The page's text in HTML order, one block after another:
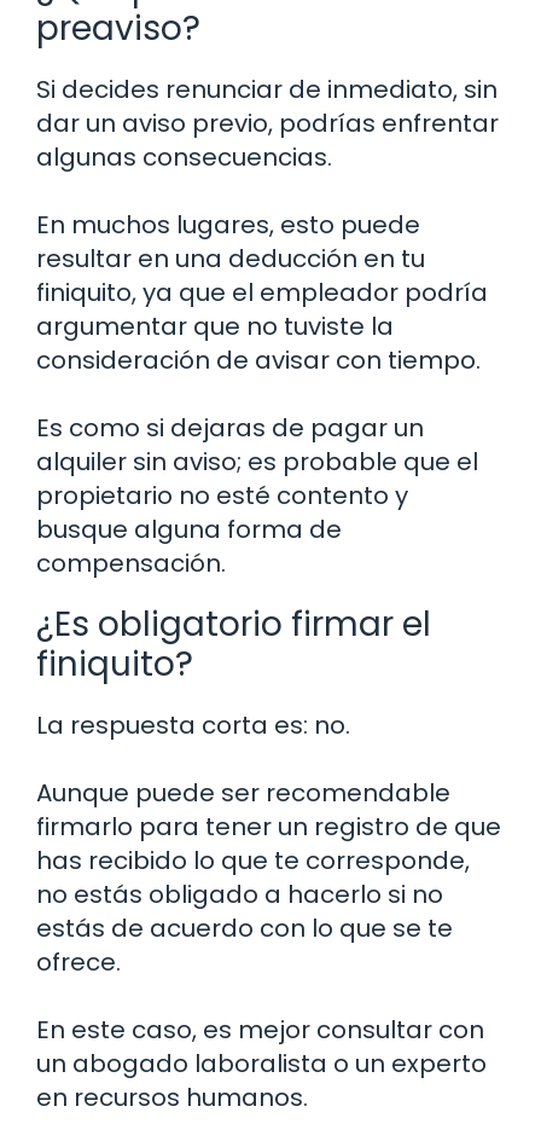
preaviso?
Si decides renunciar de inmediato, sin
dar un aviso previo, podrías enfrentar
algunas consecuencias.
En muchos lugares, esto puede
resultar en una deducción en tu
finiquito, ya que el empleador podría
argumentar que no tuviste la
consideración de avisar con tiempo.
Es como si dejaras de pagar un
alquiler sin aviso; es probable que el
propietario no esté contento y
busque alguna forma de
compensación.
¿Es obligatorio firmar el
finiquito?
La respuesta corta es: no.
Aunque puede ser recomendable
firmarlo para tener un registro de que
has recibido lo que te corresponde,
no estás obligado a hacerlo si no
estás de acuerdo con lo que se te
ofrece.
En este caso, es mejor consultar con
un abogado laboralista o un experto
en recursos humanos.